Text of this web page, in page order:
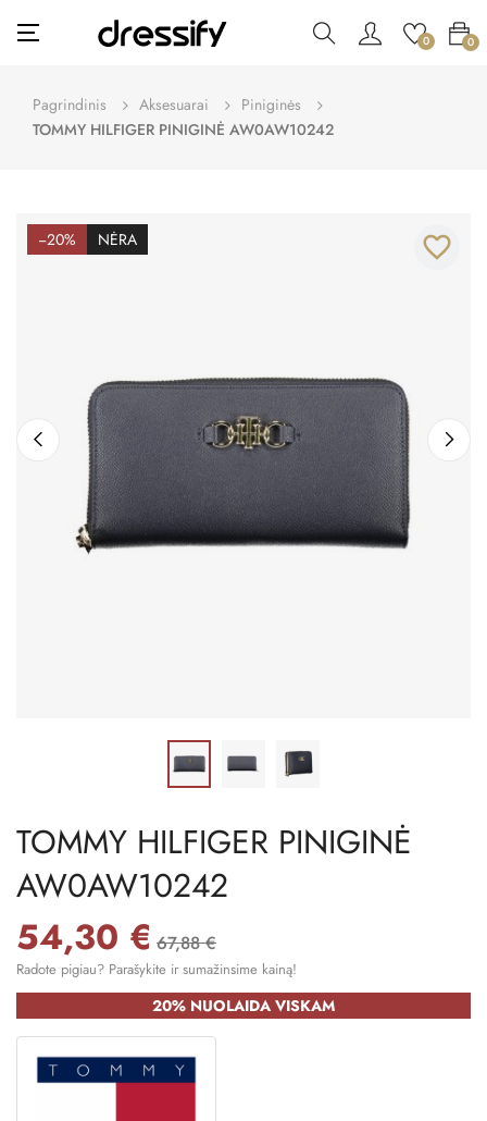
Toggle
navigation
☰ 0 0
Pagrindinis Aksesuarai
Piniginės
TOMMY HILFIGER PINIGINĖ AW0AW10242
−20% NĖRA favorite_border
TOMMY HILFIGER PINIGINĖ
AW0AW10242
54,30 € 67,88 €
Radote pigiau? Parašykite ir sumažinsime kainą!
20% NUOLAIDA VISKAM